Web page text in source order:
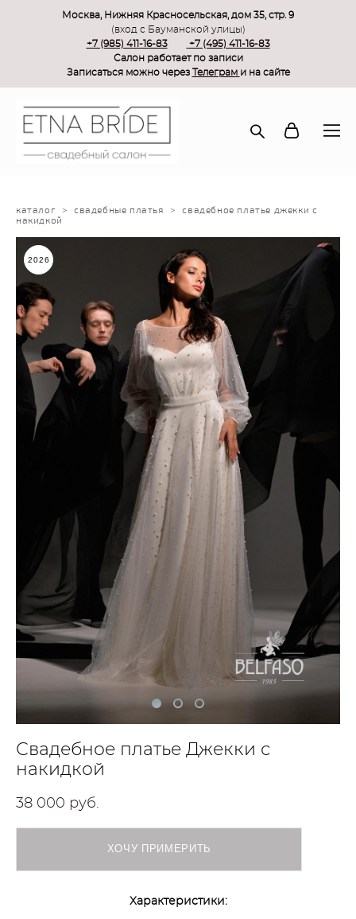
Москва, Нижняя Красносельская, дом 35, стр. 9
(вход с Бауманской улицы)
+7 (985) 411-16-83
+7 (495) 411-16-83
Салон работает по записи
Записаться можно через Телеграм и на сайте
каталог > свадебные платья >
свадебное платье джекки с
накидкой
2026
Свадебное платье Джекки с
накидкой
38 000 pуб.
ХОЧУ ПРИМЕРИТЬ
Характеристики: